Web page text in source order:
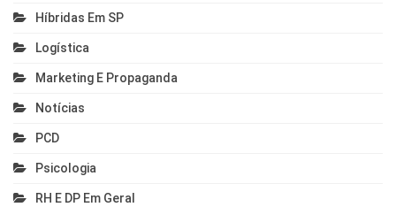
Híbridas Em SP
Logística
Marketing E Propaganda
Notícias
PCD
Psicologia
RH E DP Em Geral